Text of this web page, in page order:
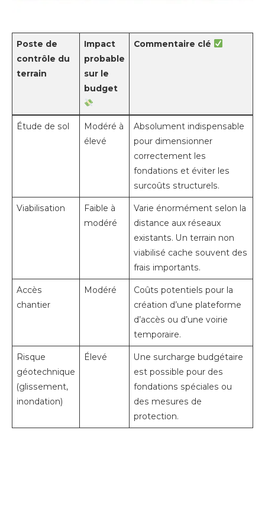
Poste de
contrôle du
terrain
Impact
probable
sur le
budget
Commentaire clé
Étude de sol
Modéré à
élevé
Absolument indispensable
pour dimensionner
correctement les
fondations et éviter les
surcoûts structurels.
Viabilisation
Faible à
modéré
Varie énormément selon la
distance aux réseaux
existants. Un terrain non
viabilisé cache souvent des
frais importants.
Accès
chantier
Modéré
Coûts potentiels pour la
création d’une plateforme
d’accès ou d’une voirie
temporaire.
Risque
géotechnique
(glissement,
inondation)
Élevé
Une surcharge budgétaire
est possible pour des
fondations spéciales ou
des mesures de
protection.